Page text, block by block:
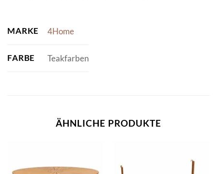
MARKE 4Home
FARBE Teakfarben
ÄHNLICHE PRODUKTE